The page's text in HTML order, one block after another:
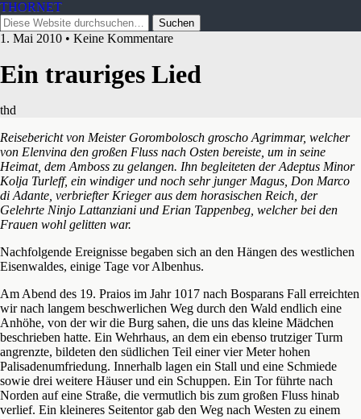
THORNET
1. Mai 2010 • Keine Kommentare
Ein trauriges Lied
thd
Reisebericht von Meister Gorombolosch groscho Agrimmar, welcher
von Elenvina den großen Fluss nach Osten bereiste, um in seine
Heimat, dem Amboss zu gelangen. Ihn begleiteten der Adeptus Minor
Kolja Turleff, ein windiger und noch sehr junger Magus, Don Marco
di Adante, verbriefter Krieger aus dem horasischen Reich, der
Gelehrte Ninjo Lattanziani und Erian Tappenbeg, welcher bei den
Frauen wohl gelitten war.
Nachfolgende Ereignisse begaben sich an den Hängen des westlichen
Eisenwaldes, einige Tage vor Albenhus.
Am Abend des 19. Praios im Jahr 1017 nach Bosparans Fall erreichten
wir nach langem beschwerlichen Weg durch den Wald endlich eine
Anhöhe, von der wir die Burg sahen, die uns das kleine Mädchen
beschrieben hatte. Ein Wehrhaus, an dem ein ebenso trutziger Turm
angrenzte, bildeten den südlichen Teil einer vier Meter hohen
Palisadenumfriedung. Innerhalb lagen ein Stall und eine Schmiede
sowie drei weitere Häuser und ein Schuppen. Ein Tor führte nach
Norden auf eine Straße, die vermutlich bis zum großen Fluss hinab
verlief. Ein kleineres Seitentor gab den Weg nach Westen zu einem